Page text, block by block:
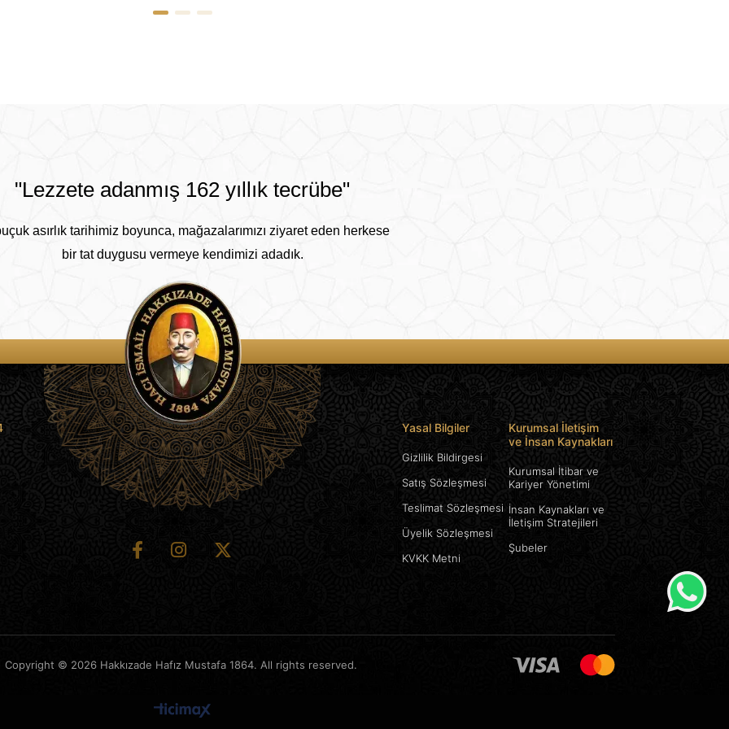
"Lezzete adanmış 162 yıllık tecrübe"
asırlık tarihimiz boyunca, mağazalarımızı ziyaret eden herkese
bir tat duygusu vermeye kendimizi adadık.
Yasal Bilgiler
Gizlilik Bildirgesi
Satış Sözleşmesi
Teslimat Sözleşmesi
Üyelik Sözleşmesi
KVKK Metni
Kurumsal İletişim
ve İnsan Kaynakları
Kurumsal İtibar ve
Kariyer Yönetimi
İnsan Kaynakları ve
İletişim Stratejileri
Şubeler
Copyright © 2026 Hakkızade Hafız Mustafa 1864. All rights reserved.